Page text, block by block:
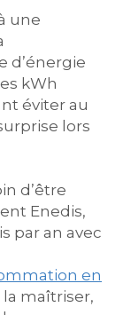
une
d’énergie
kWh
éviter au
lors
d’être
Enedis,
par an avec
en
maîtriser,